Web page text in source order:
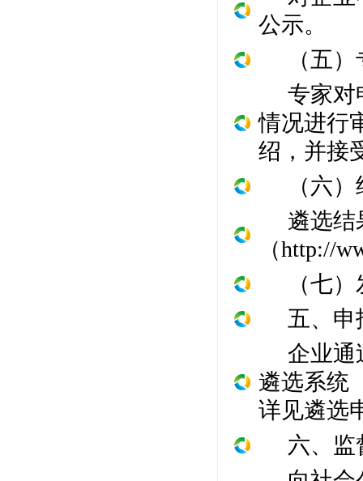
公示。
（五）
专家对
情况进行
绍，并接
（六）
遴选结
（http://
（七）
五、申
企业通
遴选系统
详见遴选
六、监